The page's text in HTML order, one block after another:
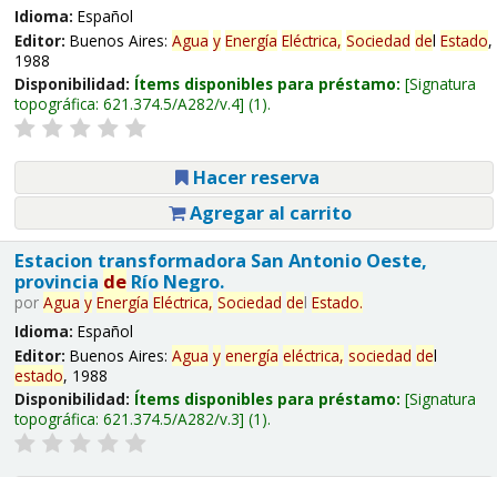
Idioma: Español
Editor: Buenos Aires: Agua y Energía Eléctrica, Sociedad del Estado,
1988
Disponibilidad: Ítems disponibles para préstamo: Signatura
topográfica: 621.374.5/A282/v.4 (1).
Hacer reserva
Agregar al carrito
Estacion transformadora San Antonio Oeste,
provincia deRío Negro.
por Agua y Energía Eléctrica, Sociedad del Estado.
Idioma: Español
Editor: Buenos Aires: Agua y energía eléctrica, sociedad del
estado, 1988
Disponibilidad: Ítems disponibles para préstamo: Signatura
topográfica: 621.374.5/A282/v.3 (1).